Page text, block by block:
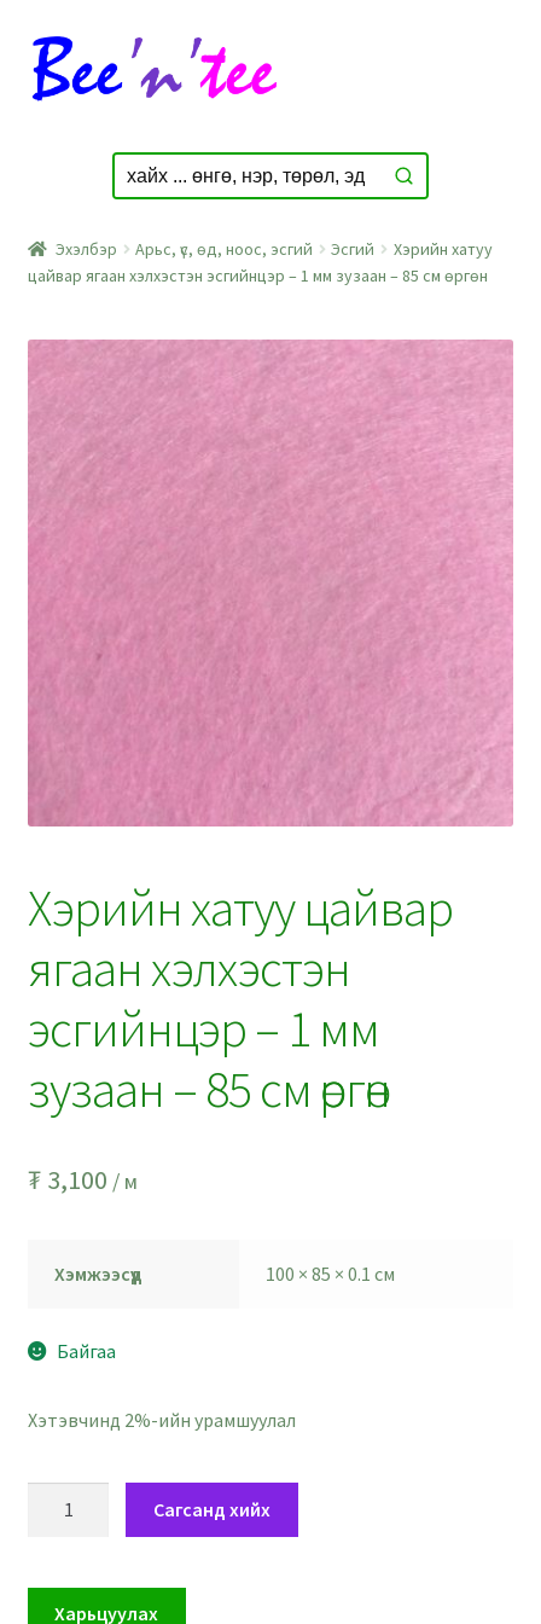
Skip
to
navigation
Skip
to
content
Эхэлбэр Арьс, үс, өд, ноос, эсгий Эсгий
Хэрийн хатуу
цайвар ягаан хэлхэстэн эсгийнцэр – 1 мм зузаан – 85 см өргөн
Хэрийн хатуу цайвар
ягаан хэлхэстэн
эсгийнцэр – 1 мм
зузаан – 85 см өргөн
₮3,100 / м
Хэмжээсүүд 100 × 85 × 0.1 см
Байгаа
Хэтэвчинд 2%-ийн урамшуулал
ягаан
хэлхэстэн
Сагсанд хийх
Харьцуулах